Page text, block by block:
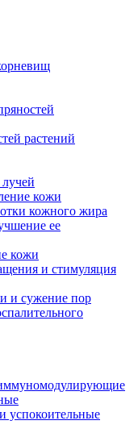
растений
кожи
кожного жира
ее
кожи
и стимуляция
и сужение пор
успокоительные